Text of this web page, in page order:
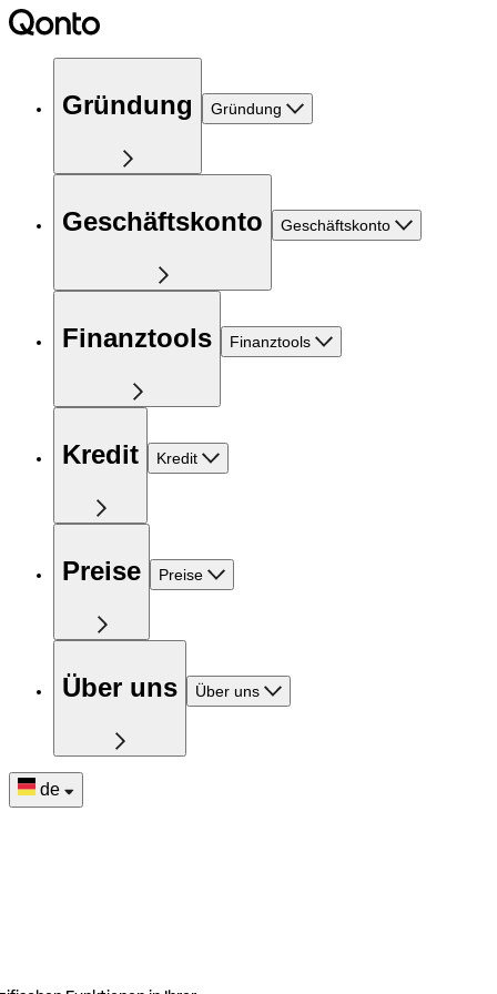
Gründung Gründung
Geschäftskonto Geschäftskonto
Finanztools Finanztools
Kredit Kredit
Preise Preise
Über uns Über uns
de